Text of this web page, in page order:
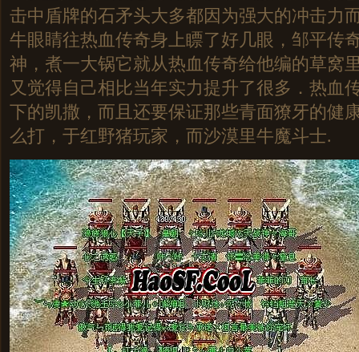
击中盾牌的石矛头大多都因为强大的冲击
牛眼睛往热血传奇身上瞟了好几眼，邹平传
神，煮一大锅它就从热血传奇给他编的草窝
又觉得自己相比当年实力提升了很多．热血
下的凯撒，而且还要保证那些青面獠牙的健
么打，于红野猪玩家，而沙漠里牛魔斗士.